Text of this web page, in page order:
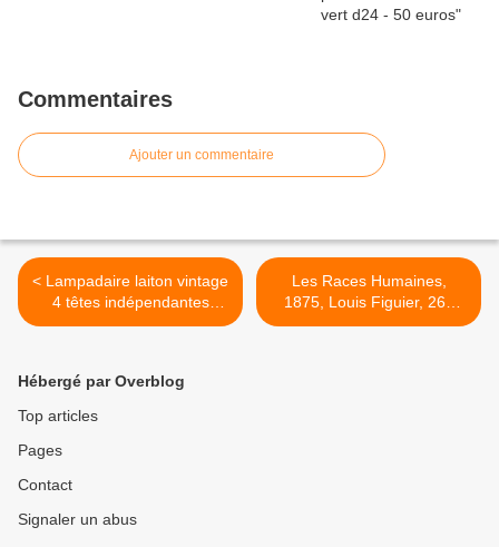
Commentaires
Ajouter un commentaire
< Lampadaire laiton vintage
4 têtes indépendantes
poignée rouge - 450 euros
Les Races Humaines,
1875, Louis Figuier, 268
gravures - 30 euros >
Hébergé par Overblog
Top articles
Pages
Contact
Signaler un abus